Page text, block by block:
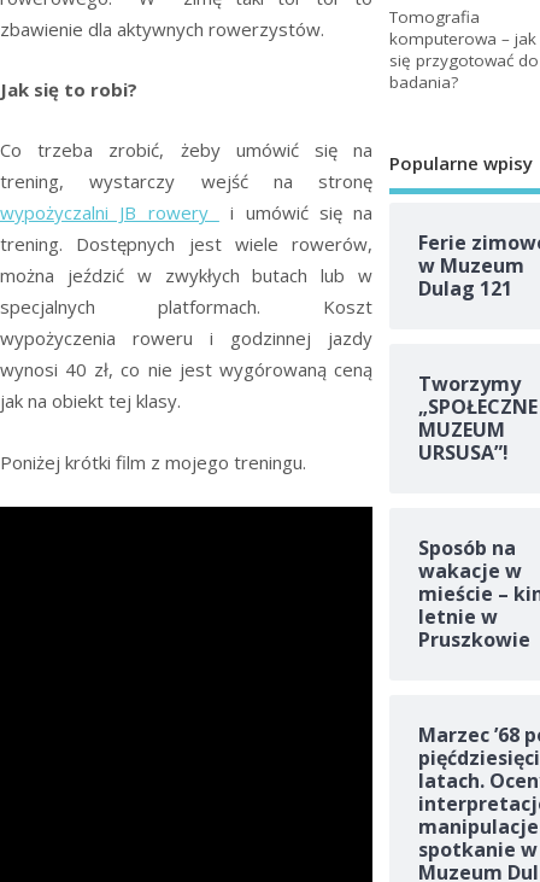
zbawienie dla aktywnych rowerzystów.
Jak się to robi?
Co trzeba zrobić, żeby umówić się na
trening, wystarczy wejść na stronę
wypożyczalni JB rowery
i umówić się na
trening. Dostępnych jest wiele rowerów,
można jeździć w zwykłych butach lub w
specjalnych platformach. Koszt
wypożyczenia roweru i godzinnej jazdy
wynosi 40 zł, co nie jest wygórowaną ceną
jak na obiekt tej klasy.
Poniżej krótki film z mojego treningu.
Tomografia
komputerowa – jak
się przygotować do
badania?
Popularne wpisy
Ferie
w Muzeum
Dulag 121
Tworzymy
„SPOŁECZNE
MUZEUM
URSUSA”!
Sposób na
wakacje w
mieście –
letnie w
Pruszkowie
Marzec ’68
latach.
spotkanie w
Muzeum